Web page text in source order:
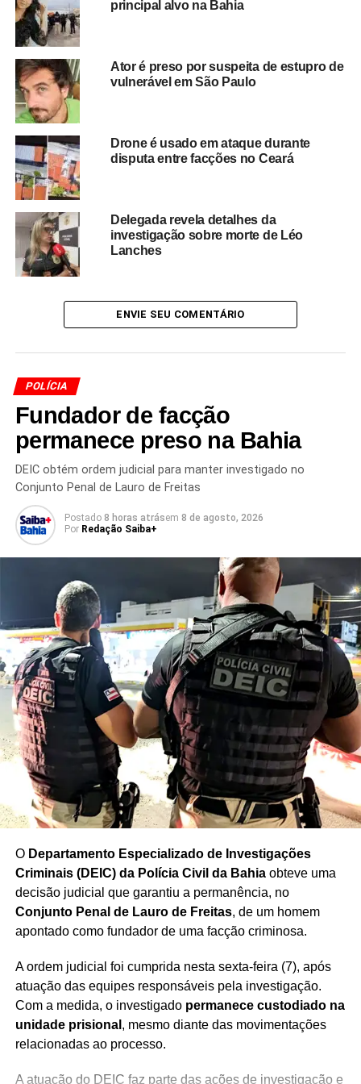
competentes.
TÓPICOS RELACIONADOS
ARIANE SILVA FONSECA
CRIME EM SALVADOR
ENGENHO VELHO DA FEDERAÇÃO
FACADAS
VIOLÊNCIA NA BAHIA
Estudo aponta baixa elucidação de homicídios no
NÃO PERCA
Megaoperação mira facções na Bahia e em 13
estados
principal alvo na Bahia
Ator é preso por suspeita de estupro de
vulnerável em São Paulo
Drone é usado em ataque durante
disputa entre facções no Ceará
Delegada revela detalhes da
investigação sobre morte de Léo
Lanches
ENVIE SEU COMENTÁRIO
POLÍCIA
Fundador de facção
permanece preso na Bahia
DEIC obtém ordem judicial para manter investigado no
Conjunto Penal de Lauro de Freitas
Postado 8 horas atrásem 8 de agosto, 2026
Por Redação Saiba+
O Departamento Especializado de Investigações
Criminais (DEIC) da Polícia Civil da Bahiaobteve uma
decisão judicial que garantiu a permanência, no
Conjunto Penal de Lauro de Freitas, de um homem
apontado como fundador de uma facção criminosa.
A ordem judicial foi cumprida nesta sexta-feira (7), após
atuação das equipes responsáveis pela investigação.
Com a medida, o investigado permanece custodiado na
unidade prisional , mesmo diante das movimentações
relacionadas ao processo.
A atuação do DEIC faz parte das ações de investigação e